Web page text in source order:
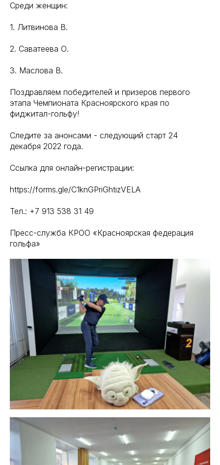
Среди женщин:
1. Литвинова В.
2. Саватеева О.
3. Маслова В.
Поздравляем победителей и призеров первого
этапа Чемпионата Красноярского края по
фиджитал-гольфу!
Следите за анонсами - следующий старт 24
декабря 2022 года.
Ссылка для онлайн-регистрации:
https://forms.gle/C1knGPriGhtizVELA
Тел.: +7 913 538 31 49
Пресс-служба КРОО «Красноярская федерация
гольфа»